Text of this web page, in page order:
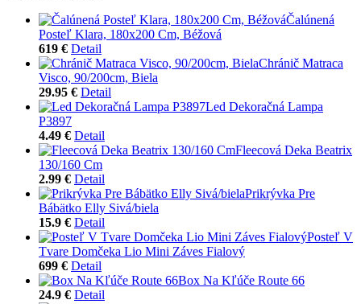
Čalúnená
Posteľ Klara, 180x200 Cm, Béžová
619 € Detail
Chránič Matraca
Visco, 90/200cm, Biela
29.95 € Detail
Led Dekoračná Lampa
P3897
4.49 € Detail
Fleecová Deka Beatrix
130/160 Cm
2.99 € Detail
Prikrývka Pre
Bábätko Elly Sivá/biela
15.9 € Detail
Posteľ V
Tvare Domčeka Lio Mini Záves Fialový
699 € Detail
Box Na Kľúče Route 66
24.9 € Detail